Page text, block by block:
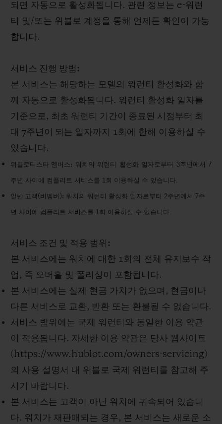
되면 자동으로 활성화됩니다. 관련 정보는 e-워런
티 및 / 또는 위블로 계정을 통해 언제든 확인이 가능
합니다.
서비스 진행 방법 :
본 서비스는 해당하는 모델의 워런티 활성화와 함
께 자동으로 활성화됩니다. 워런티 활성화 일자를
기준으로 , 최초 워런티 기간이 종료된 시점부터 최
대 7주년이 되는 일자까지 1 회에 한해 이용하실 수
있습니다.
위블로티스타 멤버스: 워치의 워런티 활성화 일자로부터 3주년에서 7
주년 사이에 컴플리트 서비스를 1회 이용하실 수 있습니다.
일반 고객 (비멤버 ): 워치의 워런티 활성화 일자로부터 2주년에서 7주
년 사이에 컴플리트 서비스를 1회 이용하실 수 있습니다.
서비스 조건 및 적용 범위 :
본 서비스에는 워치에 대한 1 회의 전체 유지보수 작
업 , 즉 오버홀 및 폴리싱이 포함됩니다.
본 서비스에는 실제 현금 가치가 없으며 , 현금이나
다른 서비스로 교환, 반환 또는 환불될 수 없습니다.
서비스 범위에는 국제 워런티와 동일한 이용 약관
이 적용됩니다. 자세한 이용 약관은 당사 웹사이트
(https://www.hublot.com/owners-servicing)
의 사용 설명서 내 위블로 국제 워런티를 참고해 주
시기 바랍니다.
본 서비스는 고객이 아닌 워치에 귀속되어 있습니
다. 워치가 재판매되는 경우, 본 서비스는 새로운 소